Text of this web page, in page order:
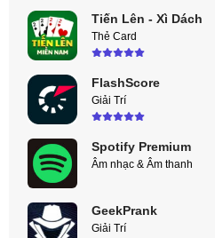
Tiến Lên - Xì Dách
Thẻ Card
FlashScore
Giải Trí
Spotify Premium
Âm nhạc & Âm thanh
GeekPrank
Giải Trí